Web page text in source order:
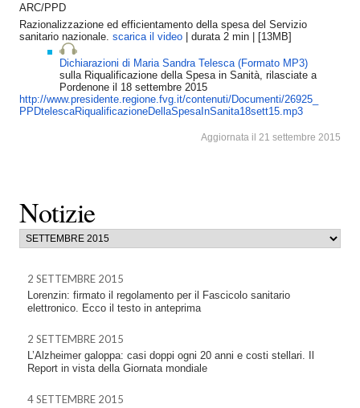
Notizie
2 SETTEMBRE 2015
Lorenzin: firmato il regolamento per il Fascicolo sanitario
elettronico. Ecco il testo in anteprima
2 SETTEMBRE 2015
L’Alzheimer galoppa: casi doppi ogni 20 anni e costi stellari. Il
Report in vista della Giornata mondiale
4 SETTEMBRE 2015
ARC/PPD
Razionalizzazione ed efficientamento della spesa del Servizio
sanitario nazionale. scarica il video | durata 2 min | [13MB]
Dichiarazioni di Maria Sandra Telesca (Formato MP3)
sulla Riqualificazione della Spesa in Sanità, rilasciate a
Pordenone il 18 settembre 2015
http://www.presidente.regione. fvg.it/contenuti/Documenti/26925_
PPDtelescaRiqualificazioneDell aSpesaInSanita18sett15.mp3
Aggiornata il 21 settembre 2015